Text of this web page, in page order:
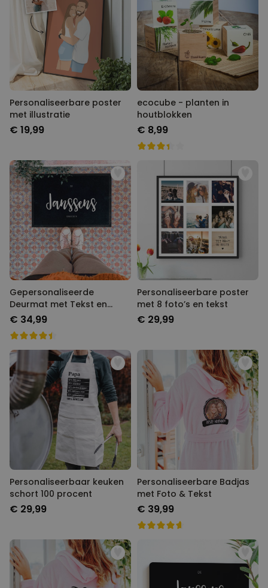
Personaliseerbare poster
met illustratie
€ 19,99
ecocube - planten in
houtblokken
€ 8,99
Gepersonaliseerde
Deurmat met Tekst en
Naam
€ 34,99
Personaliseerbare poster
met 8 foto’s en tekst
€ 29,99
Personaliseerbaar keuken
schort 100 procent
€ 29,99
Personaliseerbare Badjas
met Foto & Tekst
€ 39,99